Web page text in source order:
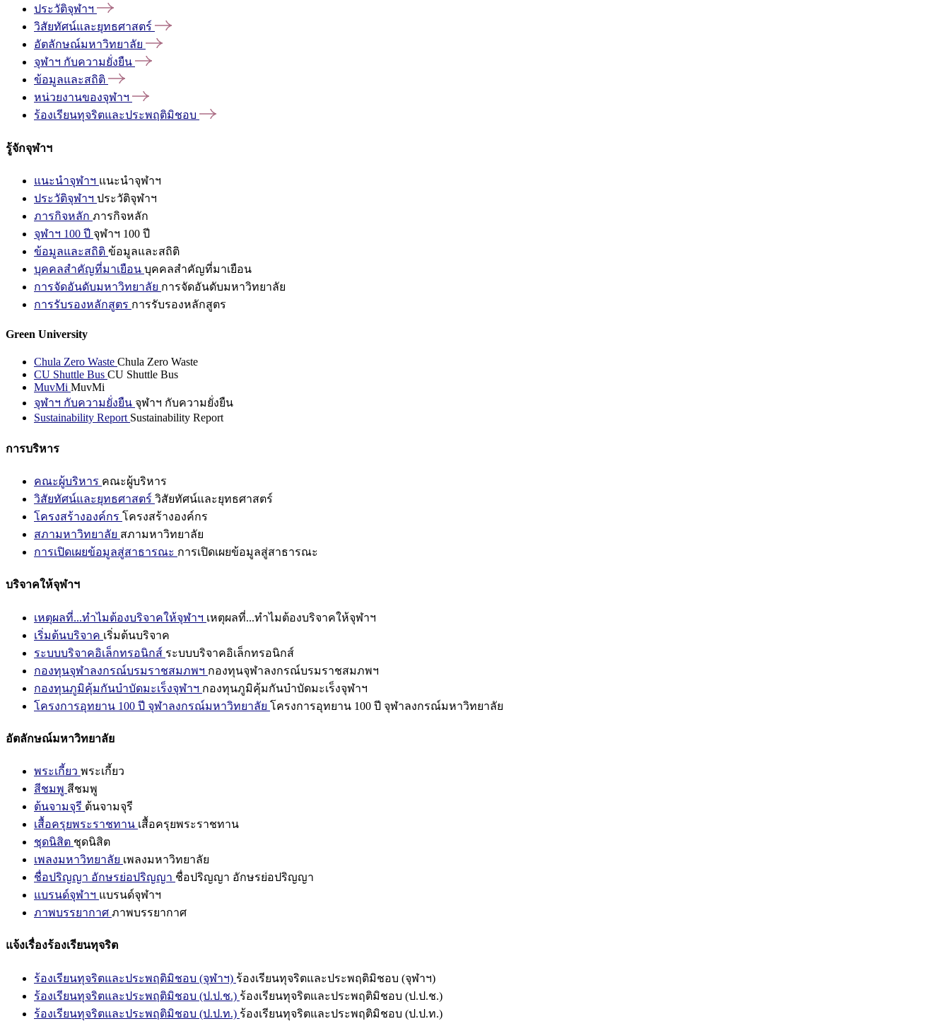
ประวัติจุฬาฯ
วิสัยทัศน์และยุทธศาสตร์
อัตลักษณ์มหาวิทยาลัย
จุฬาฯ กับความยั่งยืน
ข้อมูลและสถิติ
หน่วยงานของจุฬาฯ
ร้องเรียนทุจริตและประพฤติมิชอบ
รู้จักจุฬาฯ
แนะนำจุฬาฯ แนะนำจุฬาฯ
ประวัติจุฬาฯ ประวัติจุฬาฯ
ภารกิจหลัก ภารกิจหลัก
จุฬาฯ 100 ปี จุฬาฯ 100 ปี
ข้อมูลและสถิติ ข้อมูลและสถิติ
บุคคลสำคัญที่มาเยือน บุคคลสำคัญที่มาเยือน
การจัดอันดับมหาวิทยาลัย การจัดอันดับมหาวิทยาลัย
การรับรองหลักสูตร การรับรองหลักสูตร
Green University
Chula Zero Waste Chula Zero Waste
CU Shuttle Bus CU Shuttle Bus
MuvMi MuvMi
จุฬาฯ กับความยั่งยืน จุฬาฯ กับความยั่งยืน
Sustainability Report Sustainability Report
การบริหาร
คณะผู้บริหาร คณะผู้บริหาร
วิสัยทัศน์และยุทธศาสตร์ วิสัยทัศน์และยุทธศาสตร์
โครงสร้างองค์กร โครงสร้างองค์กร
สภามหาวิทยาลัย สภามหาวิทยาลัย
การเปิดเผยข้อมูลสู่สาธารณะ การเปิดเผยข้อมูลสู่สาธารณะ
บริจาคให้จุฬาฯ
เหตุผลที่...ทำไมต้องบริจาคให้จุฬาฯ เหตุผลที่...ทำไมต้องบริจาคให้จุฬาฯ
เริ่มต้นบริจาค เริ่มต้นบริจาค
ระบบบริจาคอิเล็กทรอนิกส์ ระบบบริจาคอิเล็กทรอนิกส์
กองทุนจุฬาลงกรณ์บรมราชสมภพฯ กองทุนจุฬาลงกรณ์บรมราชสมภพฯ
กองทุนภูมิคุ้มกันบำบัดมะเร็งจุฬาฯ กองทุนภูมิคุ้มกันบำบัดมะเร็งจุฬาฯ
โครงการอุทยาน 100 ปี จุฬาลงกรณ์มหาวิทยาลัย โครงการอุทยาน 100 ปี จุฬาลงกรณ์มหาวิทยาลัย
อัตลักษณ์มหาวิทยาลัย
พระเกี้ยว พระเกี้ยว
สีชมพู สีชมพู
ต้นจามจุรี ต้นจามจุรี
เสื้อครุยพระราชทาน เสื้อครุยพระราชทาน
ชุดนิสิต ชุดนิสิต
เพลงมหาวิทยาลัย เพลงมหาวิทยาลัย
ชื่อปริญญา อักษรย่อปริญญา ชื่อปริญญา อักษรย่อปริญญา
แบรนด์จุฬาฯ แบรนด์จุฬาฯ
ภาพบรรยากาศ ภาพบรรยากาศ
แจ้งเรื่องร้องเรียนทุจริต
ร้องเรียนทุจริตและประพฤติมิชอบ (จุฬาฯ) ร้องเรียนทุจริตและประพฤติมิชอบ (จุฬาฯ)
ร้องเรียนทุจริตและประพฤติมิชอบ (ป.ป.ช.) ร้องเรียนทุจริตและประพฤติมิชอบ (ป.ป.ช.)
ร้องเรียนทุจริตและประพฤติมิชอบ (ป.ป.ท.) ร้องเรียนทุจริตและประพฤติมิชอบ (ป.ป.ท.)